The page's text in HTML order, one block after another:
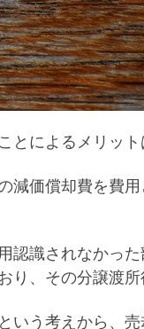
によるメリッ
減価償却費を費
識されなかった
り、その分譲渡
いう考えから、